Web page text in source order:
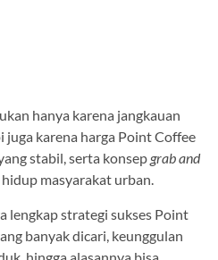
hanya karena jangkauan
karena harga Point Coffee
stabil, serta konsep grab and
masyarakat urban.
lengkap strategi sukses Point
banyak dicari, keunggulan
hingga alasannya bisa